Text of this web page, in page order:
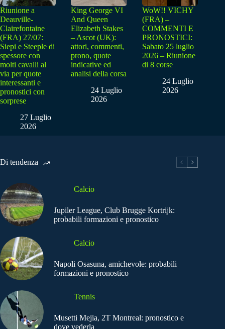
Riunione a
Deauville-
Clairefontaine
(FRA) 27/07:
Siepi e Steeple di
spessore con
molti cavalli al
via per quote
interessanti e
pronostici con
sorprese
27 Luglio
2026
King George VI
And Queen
Elizabeth Stakes
– Ascot (UK):
attori, commenti,
prono, quote
indicative ed
analisi della corsa
24 Luglio
2026
WoW!! VICHY
(FRA) –
COMMENTI E
PRONOSTICI:
Sabato 25 luglio
2026 – Riunione
di 8 corse
24 Luglio
2026
Di tendenza
Calcio
Jupiler League, Club Brugge Kortrijk:
probabili formazioni e pronostico
Calcio
Napoli Osasuna, amichevole: probabili
formazioni e pronostico
Tennis
Musetti Mejia, 2T Montreal: pronostico e
dove vederla